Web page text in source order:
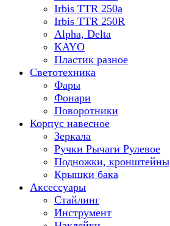
Irbis TTR 250a
Irbis TTR 250R
Alpha, Delta
KAYO
Пластик разное
Светотехника
Фары
Фонари
Поворотники
Корпус навесное
Зеркала
Ручки Рычаги Рулевое
Подножки, кронштейны
Крышки бака
Аксессуары
Стайлинг
Инструмент